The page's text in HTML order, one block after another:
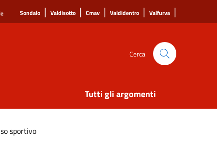
Sondalo | Valdisotto | Cmav | Valdidentro | Valfurva |
Cerca
Tutti gli argomenti
sportivo